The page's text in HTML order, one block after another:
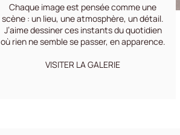
Chaque image est pensée comme une
scène : un lieu, une atmosphère, un détail.
J’aime dessiner ces instants du quotidien
où rien ne semble se passer, en apparence.
VISITER LA GALERIE